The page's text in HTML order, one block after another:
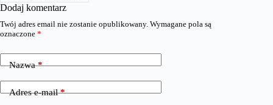
Dodaj komentarz
Twój adres email nie zostanie opublikowany. Wymagane pola są
oznaczone *
Nazwa*
Adres e-mail*